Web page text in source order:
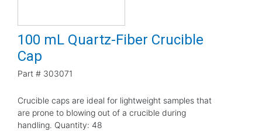
100 mL Quartz-Fiber Crucible
Cap
Part # 303071
Crucible caps are ideal for lightweight samples that
are prone to blowing out of a crucible during
handling. Quantity: 48